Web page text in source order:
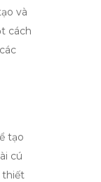
và
cách
tạo
cú
thiết